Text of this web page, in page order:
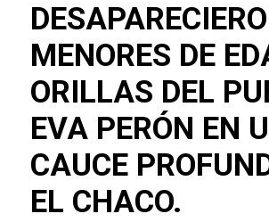
MENORES DE
ORILLAS DEL
EVA PERÓN EN
CAUCE
EL CHACO.